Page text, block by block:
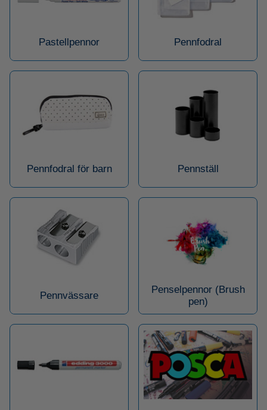
Pastellpennor Pennfodral
Pennfodral för barn Pennställ
Pennvässare
Penselpennor (Brush
pen)